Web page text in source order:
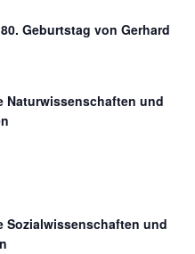
Geburtstag von Gerhard
Naturwissenschaften und
Sozialwissenschaften und